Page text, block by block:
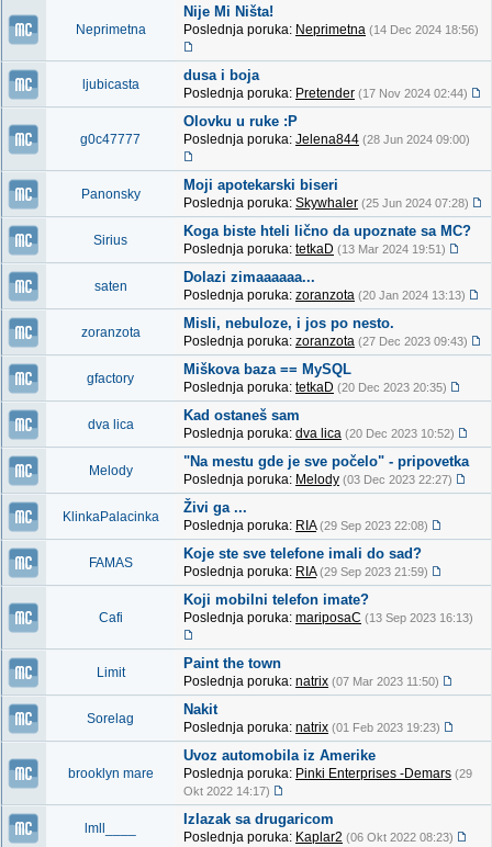
Neprimetna
Nije Mi Ništa!
Poslednja poruka: Neprimetna (14 Dec 2024 18:56)
ljubicasta
dusa i boja
Poslednja poruka: Pretender (17 Nov 2024 02:44)
g0c47777
Olovku u ruke :P
Poslednja poruka: Jelena844 (28 Jun 2024 09:00)
Panonsky
Moji apotekarski biseri
Poslednja poruka: Skywhaler (25 Jun 2024 07:28)
Sirius
Koga biste hteli lično da upoznate sa MC?
Poslednja poruka: tetkaD (13 Mar 2024 19:51)
saten
Dolazi zimaaaaaa...
Poslednja poruka: zoranzota (20 Jan 2024 13:13)
zoranzota
Misli, nebuloze, i jos po nesto.
Poslednja poruka: zoranzota (27 Dec 2023 09:43)
gfactory
Miškova baza == MySQL
Poslednja poruka: tetkaD (20 Dec 2023 20:35)
dva lica
Kad ostaneš sam
Poslednja poruka: dva lica (20 Dec 2023 10:52)
Melody
"Na mestu gde je sve počelo" - pripovetka
Poslednja poruka: Melody (03 Dec 2023 22:27)
KlinkaPalacinka
Živi ga ...
Poslednja poruka: RIA (29 Sep 2023 22:08)
FAMAS
Koje ste sve telefone imali do sad?
Poslednja poruka: RIA (29 Sep 2023 21:59)
Cafi
Koji mobilni telefon imate?
Poslednja poruka: mariposaC (13 Sep 2023 16:13)
Limit
Paint the town
Poslednja poruka: natrix (07 Mar 2023 11:50)
Sorelag
Nakit
Poslednja poruka: natrix (01 Feb 2023 19:23)
brooklyn mare
Uvoz automobila iz Amerike
Poslednja poruka: Pinki Enterprises -Demars (29
Okt 2022 14:17)
lmll____
Izlazak sa drugaricom
Poslednja poruka: Kaplar2 (06 Okt 2022 08:23)